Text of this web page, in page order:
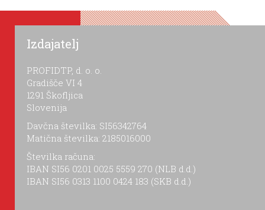
Izdajatelj
PROFIDTP, d. o. o.
Gradišče VI 4
1291 Škofljica
Slovenija
Davčna številka: SI56342764
Matična številka: 2185016000
Številka računa:
IBAN SI56 0201 0025 5559 270 (NLB d.d.)
IBAN SI56 0313 1100 0424 183 (SKB d.d.)